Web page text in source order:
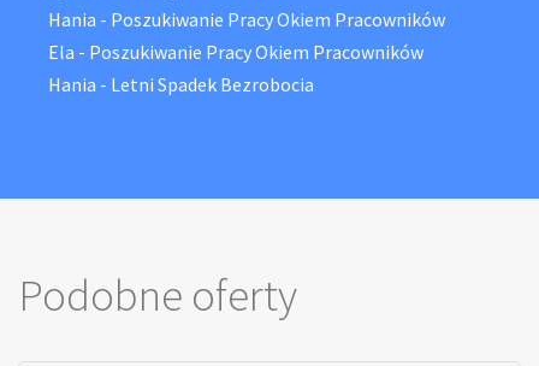
Hania - Poszukiwanie Pracy Okiem Pracowników
Ela - Poszukiwanie Pracy Okiem Pracowników
Hania - Letni Spadek Bezrobocia
Podobne oferty